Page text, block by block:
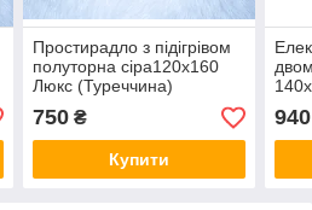
Простирадло з підігрівом
полуторна сіра120х160
Люкс (Туреччина)
750₴
Купити
940